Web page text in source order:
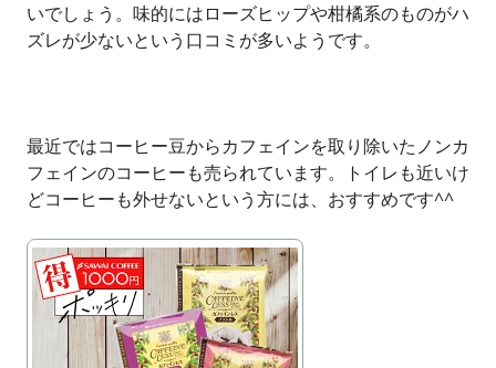
いでしょう。味的にはローズヒップや柑橘系のものがハ
ズレが少ないという口コミが多いようです。
最近ではコーヒー豆からカフェインを取り除いたノンカ
フェインのコーヒーも売られています。トイレも近いけ
どコーヒーも外せないという方には、おすすめです^^